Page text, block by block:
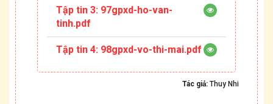
Tập tin 3: 97gpxd-ho-van-
tinh.pdf
Tập tin 4: 98gpxd-vo-thi-mai.pdf
Tác giả: Thuy Nhi